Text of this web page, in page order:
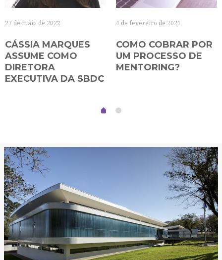
27 de maio de 2022
CÁSSIA MARQUES
ASSUME COMO
DIRETORA
EXECUTIVA DA SBDC
4 de fevereiro de 2021
COMO COBRAR POR
UM PROCESSO DE
MENTORING?